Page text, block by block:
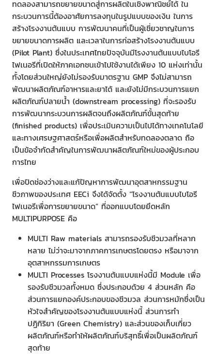
ทดลองสามารถขยายขนาดสู่การผลิตในเชิงพาณิชย์ได้ ใน
กระบวนการนี้ต้องอาศัยการลงทุนในรูปแบบของเงิน ในการ
สร้างโรงงานต้นแบบ การพัฒนาคนที่เป็นผู้เชี่ยวชาญในการ
ขยายขนาดการผลิต และเวลาในการก่อสร้างโรงงานต้นแบบ
(Pilot Plant) ซึ่งในประเทศไทยปัจจุบันมีโรงงานต้นแบบไบโอรี
ไฟเนอรีที่เปิดให้ภาคเอกชนเข้าไปใช้งานได้เพียง 10 แห่งเท่านั้น
ทั้งโดยส่วนใหญ่ยังไม่รองรับมาตรฐาน GMP จึงไม่สามารถ
พัฒนาผลิตภัณฑ์อาหารและยาได้ และยังไม่มีกระบวนการแยก
ผลิตภัณฑ์ปลายน้ำ (downstream processing) ที่จะรองรับ
การพัฒนากระบวนการผลิตจนถึงผลิตภัณฑ์ขั้นสุดท้าย
(finished products) เพื่อประเมินความเป็นไปได้ทางเทคโนโลยี
และทางเศรษฐศาสตร์หรือเพื่อผลิตสำหรับทดลองตลาด ถือ
เป็นข้อจำกัดสำคัญในการพัฒนาผลิตภัณฑ์ใหม่ของผู้ประกอบ
การไทย
เพื่อปิดช่องว่างและแก้ปัญหาการพัฒนาอุตสาหกรรมฐาน
ชีวภาพของประเทศ EECi จึงได้จัดตั้ง “โรงงานต้นแบบไบโอรี
ไฟเนอรีเพื่อการขยายขนาด” ที่ออกแบบโดยยึดหลัก
MULTIPURPOSE คือ
MULTI Raw materials สามารถรองรับชีวมวลที่หลาก
หลาย ไม่ว่าจะมาจากภาคการเกษตรโดยตรง หรือมาจาก
อุตสาหกรรมการเกษตร
MULTI Processes โรงงานต้นแบบแห่งนี้มี Module เพื่อ
รองรับชีวมวลทั้งหมด ซึ่งประกอบด้วย 4 ส่วนหลัก คือ
ส่วนการแยกองค์ประกอบของชีวมวล ส่วนการหมักซึ่งเป็น
หัวใจสำคัญของโรงงานต้นแบบแห่งนี้ ส่วนการทำ
ปฏิกิริยา (Green Chemistry) และส่วนของเก็บเกี่ยว
ผลิตภัณฑ์หรือทำให้ผลิตภัณฑ์บริสุทธิ์เพื่อเป็นผลิตภัณฑ์
สุดท้าย